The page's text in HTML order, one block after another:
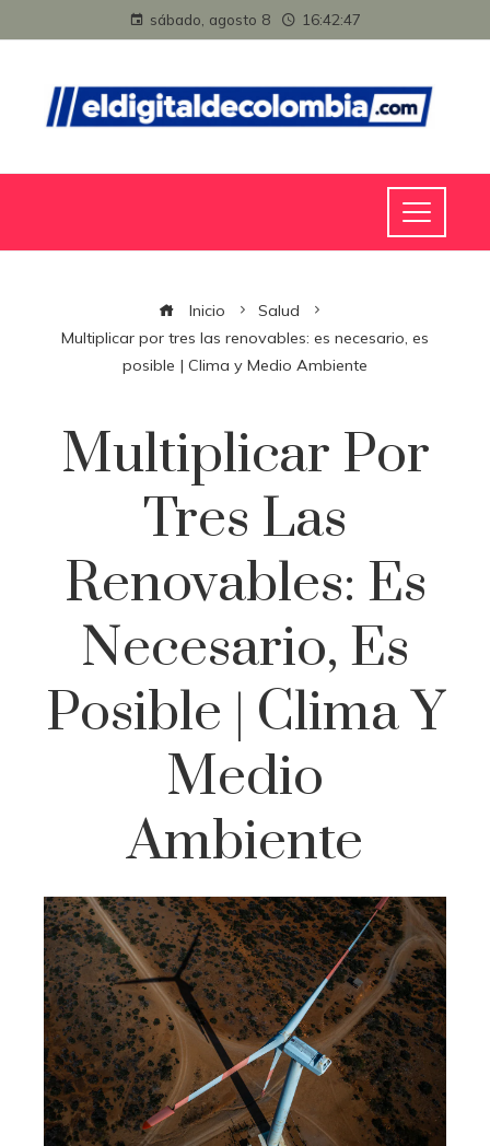
sábado, agosto 8 16:42:48
Inicio
Salud
Multiplicar por tres las renovables: es necesario, es
posible | Clima y Medio Ambiente
Multiplicar Por
Tres Las
Renovables: Es
Necesario, Es
Posible | Clima Y
Medio
Ambiente